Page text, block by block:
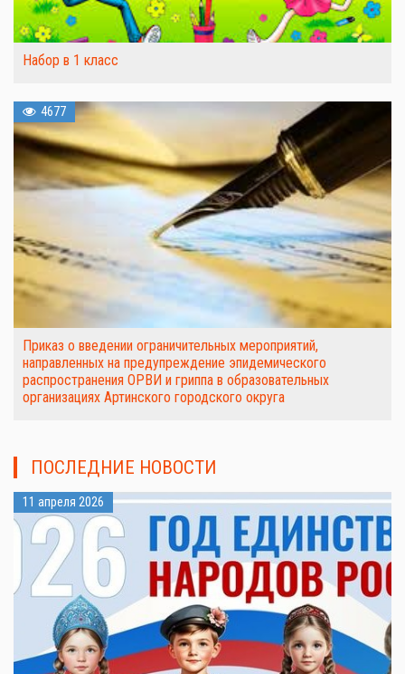
Набор в 1 класс
4677
Приказ о введении ограничительных мероприятий,
направленных на предупреждение эпидемического
распространения ОРВИ и гриппа в образовательных
организациях Артинского городского округа
ПОСЛЕДНИЕ НОВОСТИ
11 апреля 2026